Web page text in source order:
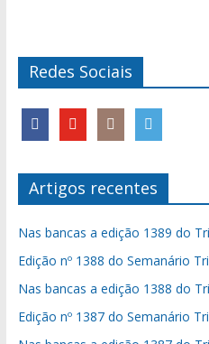
Redes Sociais
Artigos recentes
Nas bancas a edição 1389 do
Edição nº 1388 do Semanário
Nas bancas a edição 1388 do
Edição nº 1387 do Semanário